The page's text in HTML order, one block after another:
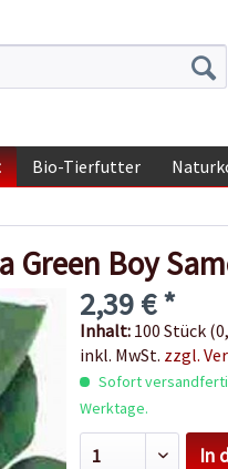
Bio-Tierfutter
Green Boy
2,39 € *
Inhalt: 100 Stück
inkl. MwSt. zzgl.
Sofort
Werktage.
In